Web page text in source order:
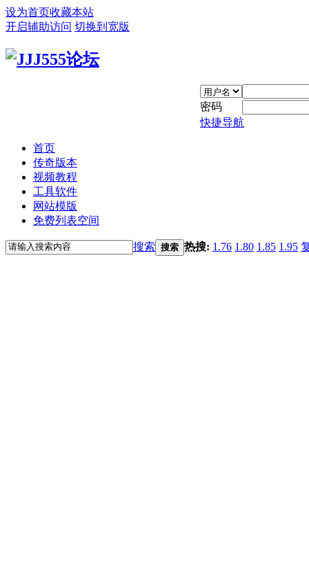
设为首页收藏本站
开启辅助访问 切换到宽版
密码
快捷导航
首页
传奇版本
视频教程
工具软件
网站模版
免费列表空间
搜索 搜索 热搜: 1.76 1.80 1.85 1.95